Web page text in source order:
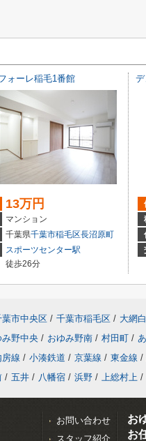
ォーレ稲毛1番館
13万円
マンション
千葉県千葉市稲毛区長沼原町
スポーツセンター駅
徒歩26分
葉市中央区 / 千葉市稲毛区 / 大網
み野中央 / おゆみ野南 / 村田町 /
房線 / 小湊鉄道 / 京葉線 / 東金線 /
/ 五井 / 八幡宿 / 浜野 / 上総村上 /
お問い合わせ
スタッフ紹介
お
お